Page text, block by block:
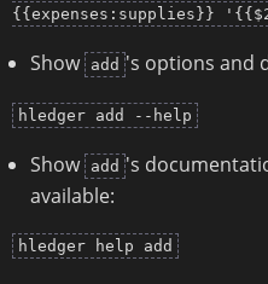
{{expenses:supplies}}
Show add 's options and
hledger add --help
Show add 's
available:
hledger help add